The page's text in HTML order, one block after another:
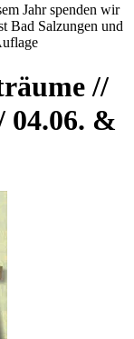
Jahr spenden wir
Bad Salzungen und
//
04.06. &